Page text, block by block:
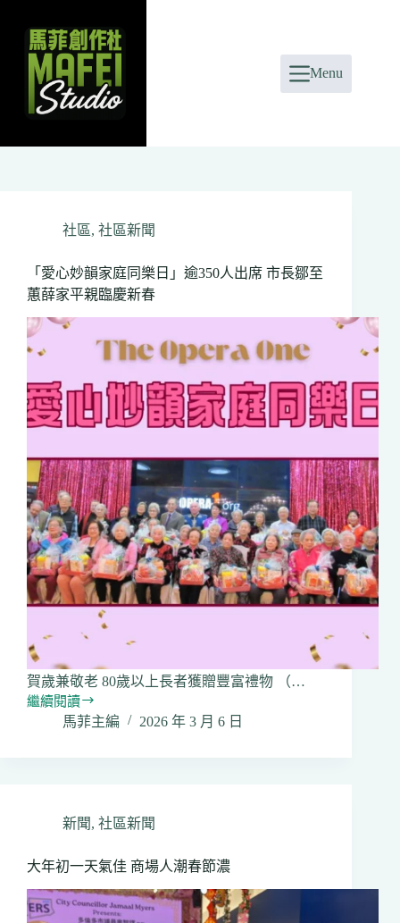
content
Menu
社區, 社區新聞
「愛心妙韻家庭同樂日」逾350人出席 市長鄒至
蕙薛家平親臨慶新春
賀歲兼敬老 80歲以上長者獲贈豐富禮物 （…
繼續閱讀
「愛
日」
350
人
馬菲主編 2026 年 3 月 6 日
新聞, 社區新聞
大年初一天氣佳 商場人潮春節濃